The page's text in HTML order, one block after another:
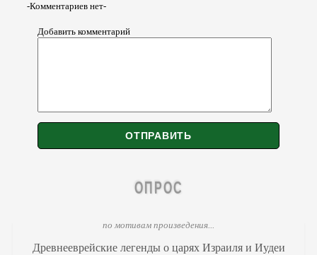
-Комментариев нет-
Добавить комментарий
ОПРОС
по мотивам произведения...
Древнееврейские легенды о царях Израиля и Иудеи